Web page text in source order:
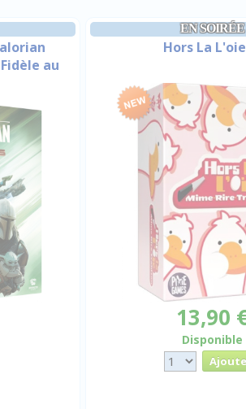
au
EN SOIRÉE
Hors La L'oie
13,90
Disponible